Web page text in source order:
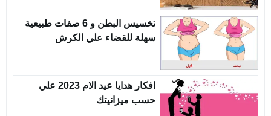
تخسيس البطن و 6 صفات طبيعية
سهلة للقضاء علي الكرش
افكار هدايا عيد الام 2023 علي
حسب ميزانيتك